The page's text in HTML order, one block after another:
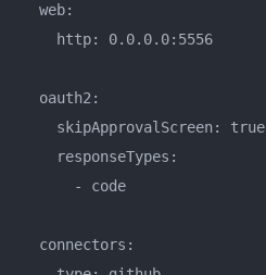
  web:
    http: 0.0.0.0:5556
  oauth2:
    skipApprovalScreen: true
    responseTypes:
      - code
  connectors: